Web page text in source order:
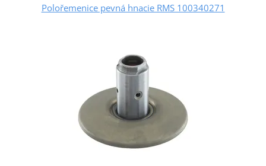
Polořemenice pevná hnacie RMS 100340271